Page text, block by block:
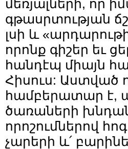
մեռյալների, որ
գթասրտության
լսի և
որոնք գիշեր եւ
հանդէպ միայն
Հիսուս: Աստված
համբերատար է,
ծառաների
որոշումներով
չարերի և՛